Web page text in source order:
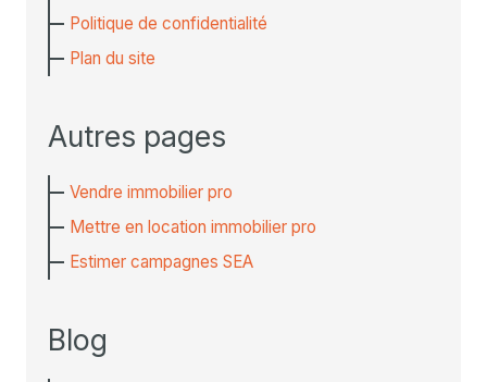
Politique de confidentialité
Plan du site
Autres pages
Vendre immobilier pro
Mettre en location immobilier pro
Estimer campagnes SEA
Blog